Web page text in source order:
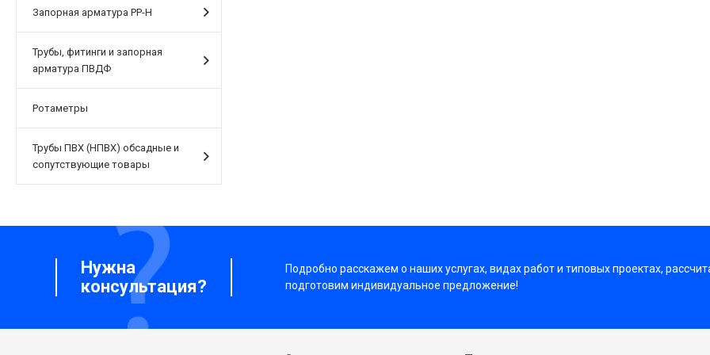
Запорная арматура PP-H
Трубы, фитинги и запорная
арматура ПВДФ
Ротаметры
Трубы ПВХ (НПВХ) обсадные и
сопутствующие товары
Нужна
консультация?
Подробно расскажем о наших услугах, видах работ и типовых проектах,
подготовим индивидуальное предложение!